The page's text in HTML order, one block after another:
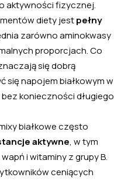
aktywności fizycznej.
diety jest pełny
zarówno aminokwasy
proporcjach. Co
się dobrą
się napojem białkowym w
konieczności długiego
białkowe często
aktywne , w tym
wapń i witaminy z grupy B.
ceniących